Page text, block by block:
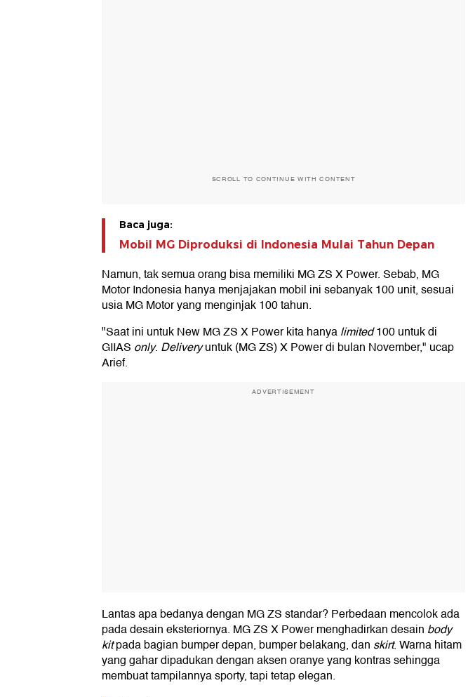
SCROLL TO CONTINUE WITH CONTENT
Baca juga:
Mobil MG Diproduksi di Indonesia Mulai Tahun Depan
Namun, tak semua orang bisa memiliki MG ZS X Power. Sebab, MG
Motor Indonesia hanya menjajakan mobil ini sebanyak 100 unit, sesuai
usia MG Motor yang menginjak 100 tahun.
"Saat ini untuk New MG ZS X Power kita hanyalimited100 untuk di
GIIAS only. Deliveryuntuk (MG ZS) X Power di bulan November," ucap
Arief.
ADVERTISEMENT
Lantas apa bedanya dengan MG ZS standar? Perbedaan mencolok ada
pada desain eksteriornya. MG ZS X Power menghadirkan desain body
kitpada bagian bumper depan, bumper belakang, dan skirt. Warna hitam
yang gahar dipadukan dengan aksen oranye yang kontras sehingga
membuat tampilannya sporty, tapi tetap elegan.